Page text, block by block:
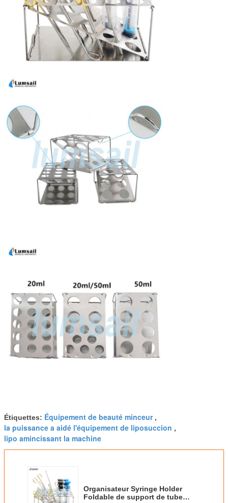
Étiquettes: Équipement de beauté minceur,
la puissance a aidé l'équipement de liposuccion ,
lipo amincissant la machine
Organisateur Syringe Holder
Foldable de support de tube